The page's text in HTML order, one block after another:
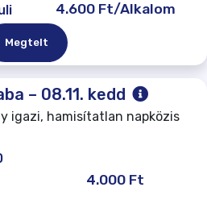
4.600 Ft/Alkalom
Megtelt
– 08.11. kedd
igazi, hamisítatlan napközis
4.000 Ft